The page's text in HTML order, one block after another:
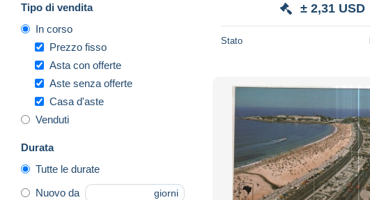
Tipo di vendita
In corso
Prezzo fisso
Asta con offerte
Aste senza offerte
Casa d'aste
Venduti
Durata
Tutte le durate
Nuovo da giorni
± 2,31 USD
Stato